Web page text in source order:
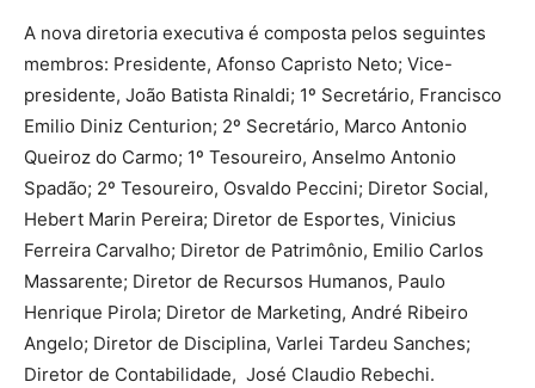
A nova diretoria executiva é composta pelos seguintes
membros: Presidente, Afonso Capristo Neto; Vice-
presidente, João Batista Rinaldi; 1º Secretário, Francisco
Emilio Diniz Centurion; 2º Secretário, Marco Antonio
Queiroz do Carmo; 1º Tesoureiro, Anselmo Antonio
Spadão; 2º Tesoureiro, Osvaldo Peccini; Diretor Social,
Hebert Marin Pereira; Diretor de Esportes, Vinicius
Ferreira Carvalho; Diretor de Patrimônio, Emilio Carlos
Massarente; Diretor de Recursos Humanos, Paulo
Henrique Pirola; Diretor de Marketing, André Ribeiro
Angelo; Diretor de Disciplina, Varlei Tardeu Sanches;
Diretor de Contabilidade, José Claudio Rebechi.